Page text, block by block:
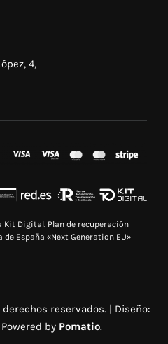
4,
Digital. Plan de recuperación
España «Next Generation EU»
reservados. | Diseño:
by Pomatio.